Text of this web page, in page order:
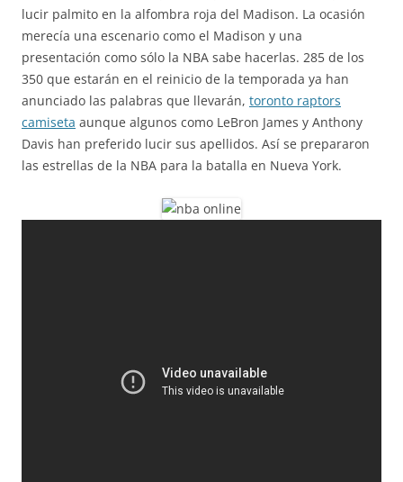
lucir palmito en la alfombra roja del Madison. La ocasión
merecía una escenario como el Madison y una
presentación como sólo la NBA sabe hacerlas. 285 de los
350 que estarán en el reinicio de la temporada ya han
anunciado las palabras que llevarán, toronto raptors
camiseta aunque algunos como LeBron James y Anthony
Davis han preferido lucir sus apellidos. Así se prepararon
las estrellas de la NBA para la batalla en Nueva York.